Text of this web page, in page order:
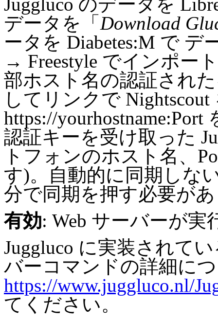
Juggluco のデータを
データを「 Download
ータを Diabetes:M で デ
→ Freestyle でインポー
部ホスト名の認証され
してリンクで
https://yourhostname:Port
認証キーを受け取った
トフォンのホスト名、
す)。自動的に同期しな
分で同期を押す必要が
有効: Web サーバーが実
Juggluco に実装されて
バーコマンドの詳細に
https://www.juggluco.nl/
てください。